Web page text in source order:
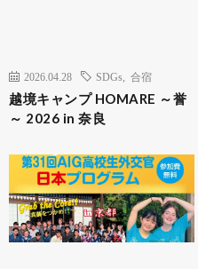
2026.04.28 SDGs 合宿
越境キャンプ HOMARE ～誉
～ 2026 in 奈良